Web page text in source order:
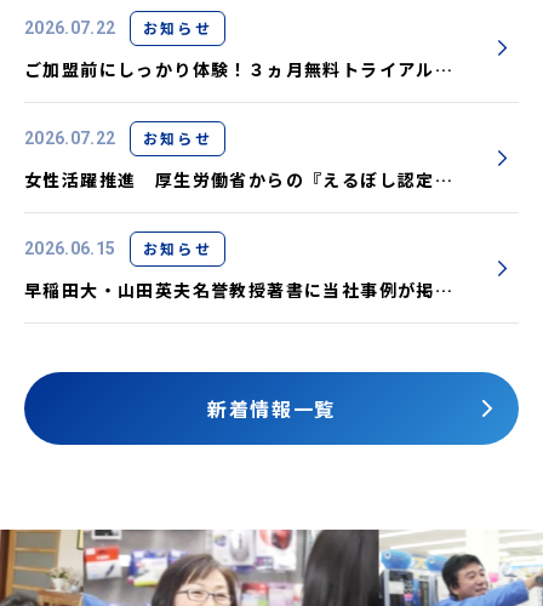
2026.07.22 お知らせ
ご加盟前にしっかり体験！３ヵ月無料トライアル実
施中です
2026.07.22 お知らせ
女性活躍推進 厚生労働省からの『えるぼし認定』
取得しました
2026.06.15 お知らせ
早稲田大・山田英夫名誉教授著書に当社事例が掲載
されました
新着情報一覧